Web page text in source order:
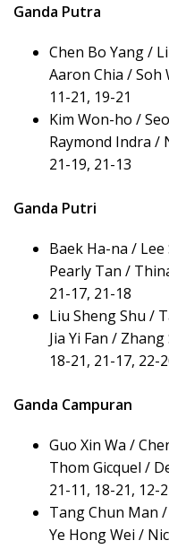
Ganda Putra
Chen Bo Yang /
Aaron Chia / Soh
11-21, 19-21
Kim Won-ho /
Raymond Indra /
21-19, 21-13
Ganda Putri
Baek Ha-na /
Pearly Tan /
21-17, 21-18
Liu Sheng Shu /
Jia Yi Fan /
18-21, 21-17, 22-
Ganda Campuran
Guo Xin Wa /
Thom Gicquel /
21-11, 18-21, 12-
Tang Chun Man
Ye Hong Wei /